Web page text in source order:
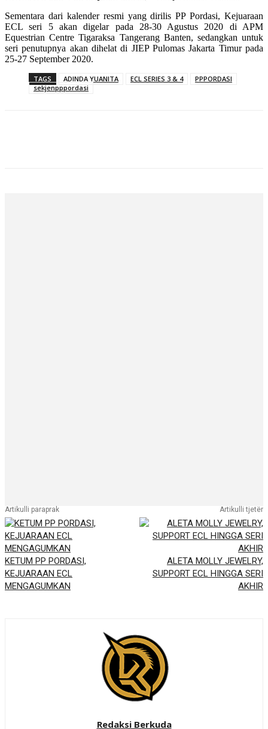
Sementara dari kalender resmi yang dirilis PP Pordasi, Kejuaraan
ECL seri 5 akan digelar pada 28-30 Agustus 2020 di APM
Equestrian Centre Tigaraksa Tangerang Banten, sedangkan untuk
seri penutupnya akan dihelat di JIEP Pulomas Jakarta Timur pada
25-27 September 2020.
TAGS ADINDA YUANITA ECL SERIES 3 & 4
PPPORDASI
sekjenpppordasi
Artikulli paraprak
KETUM PP PORDASI,
KEJUARAAN ECL
MENGAGUMKAN
Artikulli tjetër
ALETA MOLLY JEWELRY,
SUPPORT ECL HINGGA SERI
AKHIR
Redaksi Berkuda